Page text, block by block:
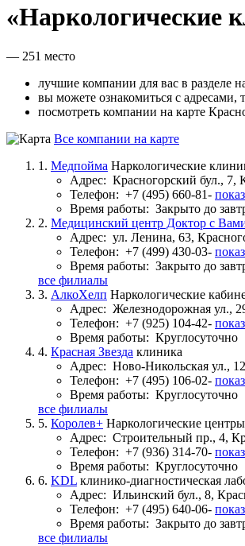
«Наркологические
— 251 место
лучшие компании для вас в разделе
вы можете ознакомиться с
посмотреть компании на карте
Все компании на карте
1. Медпойма Наркологические
Адрес: Красногорский бул., 7,
Телефон: +7 (495) 660-81-
Время работы: Закрыто до
2. Медицинский центр Доктор с
Адрес: ул. Ленина, 63,
Телефон: +7 (499) 430-03-
Время работы: Закрыто до
все филиалы
3. АлкоХелп Наркологические
Адрес: Железнодорожная ул.,
Телефон: +7 (925) 104-42-
Время работы: Круглосуточно
4. Красная Звезда клиника
Адрес: Ново-Никольская ул.,
Телефон: +7 (495) 106-02-
Время работы: Круглосуточно
все филиалы
5. Королев+ Наркологические центры
Адрес: Строительный пр., 4,
Телефон: +7 (936) 314-70-
Время работы: Круглосуточно
6. KDL клинико-диагностическая
Адрес: Ильинский бул., 8,
Телефон: +7 (495) 640-06-
Время работы: Закрыто до
все филиалы